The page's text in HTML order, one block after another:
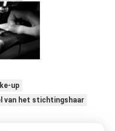
up
van het stichtingshaar